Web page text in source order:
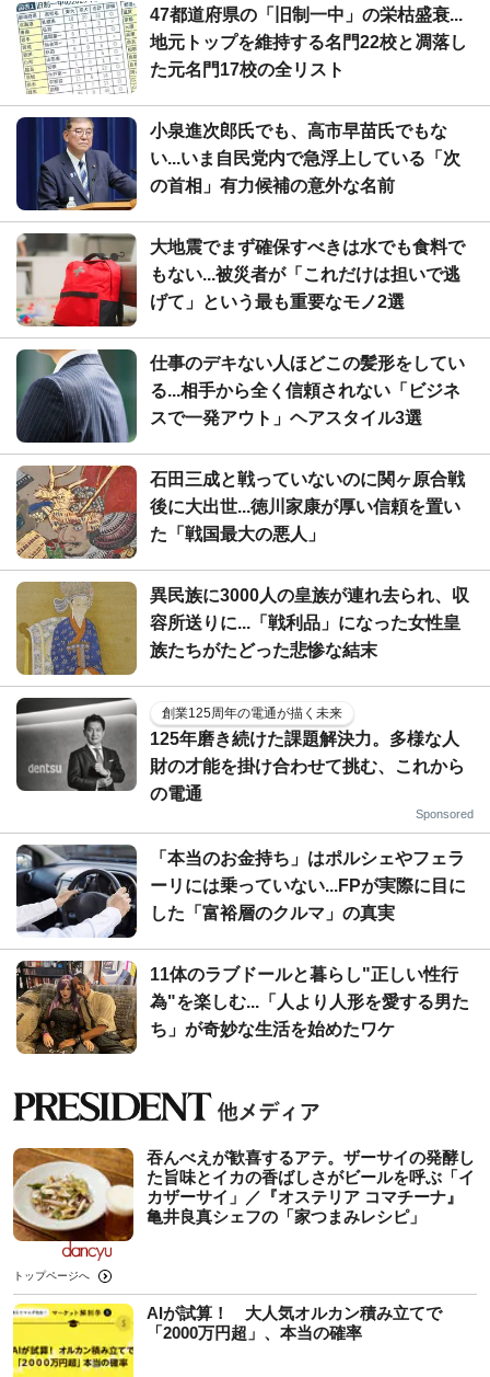
47都道府県の「旧制一中」の栄枯盛衰...
地元トップを維持する名門22校と凋落し
た元名門17校の全リスト
小泉進次郎氏でも、高市早苗氏でもな
い...いま自民党内で急浮上している「次
の首相」有力候補の意外な名前
大地震でまず確保すべきは水でも食料で
もない...被災者が「これだけは担いで逃
げて」という最も重要なモノ2選
仕事のデキない人ほどこの髪形をしてい
る...相手から全く信頼されない「ビジネ
スで一発アウト」ヘアスタイル3選
石田三成と戦っていないのに関ヶ原合戦
後に大出世...徳川家康が厚い信頼を置い
た「戦国最大の悪人」
異民族に3000人の皇族が連れ去られ、収
容所送りに...「戦利品」になった女性皇
族たちがたどった悲惨な結末
創業125周年の電通が描く未来
125年磨き続けた課題解決力。多様な人
財の才能を掛け合わせて挑む、これから
の電通
Sponsored
「本当のお金持ち」はポルシェやフェラ
ーリには乗っていない...FPが実際に目に
した「富裕層のクルマ」の真実
11体のラブドールと暮らし"正しい性行
為"を楽しむ...「人より人形を愛する男た
ち」が奇妙な生活を始めたワケ
吞んべえが歓喜するアテ。ザーサイの発酵し
た旨味とイカの香ばしさがビールを呼ぶ「イ
カザーサイ」／『オステリア コマチーナ』
⻲井良真シェフの「家つまみレシピ」
トップページへ
AIが試算！ 大人気オルカン積み立てで
「2000万円超」、本当の確率